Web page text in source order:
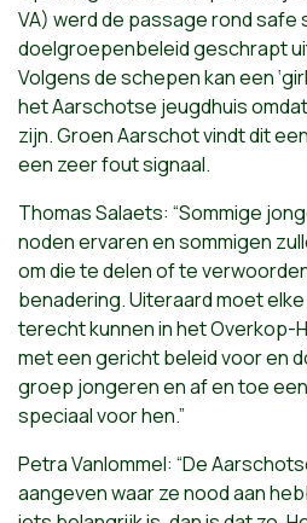
VA) werd de passage rond safe
doelgroepenbeleid geschrapt
Volgens de schepen kan een
het Aarschotse jeugdhuis
zijn. Groen Aarschot vindt dit
een zeer fout signaal.
Thomas Salaets: “Sommige
noden ervaren en sommigen
om die te delen of te
benadering. Uiteraard moet
terecht kunnen in het Overkop-
met een gericht beleid voor en
groep jongeren en af en toe
speciaal voor hen.”
Petra Vanlommel: “De
aangeven waar ze nood aan